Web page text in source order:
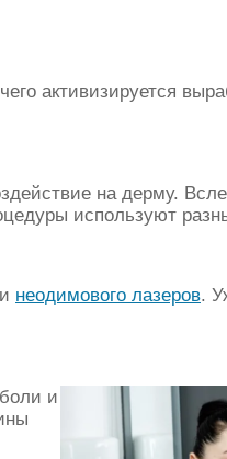
активизируется
на дерму.
используют
неодимового лазеров.
и